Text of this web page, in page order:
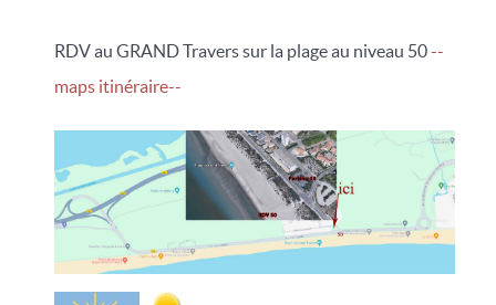
RDV au GRAND Travers sur la plage au niveau 50--
maps itinéraire--